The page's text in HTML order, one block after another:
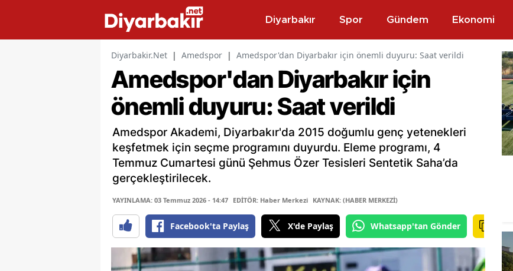
Diyarbakır Spor Gündem Ekonomi
Diyarbakir.Net | Amedspor | Amedspor'dan Diyarbakır için önemli duyuru: Saat verildi
Amedspor'dan Diyarbakır için
önemli duyuru: Saat verildi
Amedspor Akademi, Diyarbakır'da 2015 doğumlu genç yetenekleri
keşfetmek için seçme programını duyurdu. Eleme programı, 4
Temmuz Cumartesi günü Şehmus Özer Tesisleri Sentetik Saha’da
gerçekleştirilecek.
YAYINLAMA: 03 Temmuz 2026 - 14:47 EDİTÖR: Haber Merkezi KAYNAK: (HABER MERKEZİ)
Facebook'ta Paylaş X'de Paylaş Whatsapp'tan Gönder